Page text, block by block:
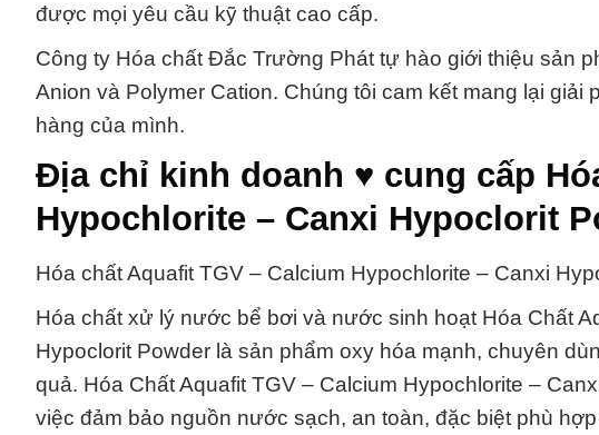
được mọi yêu cầu kỹ thuật cao cấp.
Công ty Hóa chất Đắc Trường Phát tự hào giới thiệu sản
Anion và Polymer Cation. Chúng tôi cam kết mang lại
hàng của mình.
Địa chỉ kinh doanh ♥ cung cấp
Hypochlorite – Canxi Hypoclorit
Hóa chất Aquafit TGV – Calcium Hypochlorite – Canxi
Hóa chất xử lý nước bể bơi và nước sinh hoạt Hóa Chất
Hypoclorit Powder là sản phẩm oxy hóa mạnh, chuyên
quả. Hóa Chất Aquafit TGV – Calcium Hypochlorite –
việc đảm bảo nguồn nước sạch, an toàn, đặc biệt phù